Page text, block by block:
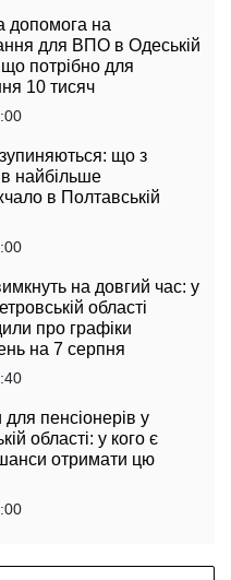
допомога на
для ВПО в Одеській
що потрібно для
10 тисяч
що з
найбільше
в Полтавській
на довгий час: у
області
про графіки
на 7 серпня
пенсіонерів у
області: у кого є
отримати цю